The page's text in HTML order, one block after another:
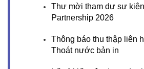
Thư mời tham dự sự
Partnership 2026
Thông báo thu thập liên
Thoát nước bản in